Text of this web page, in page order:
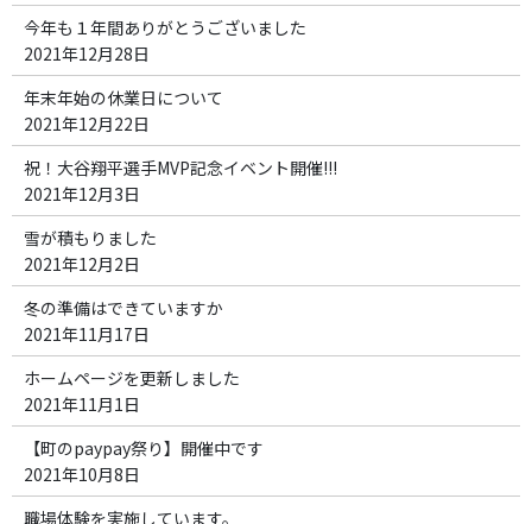
今年も１年間ありがとうございました
2021年12月28日
年末年始の休業日について
2021年12月22日
祝！大谷翔平選手MVP記念イベント開催!!!
2021年12月3日
雪が積もりました
2021年12月2日
冬の準備はできていますか
2021年11月17日
ホームページを更新しました
2021年11月1日
【町のpaypay祭り】開催中です
2021年10月8日
職場体験を実施しています。